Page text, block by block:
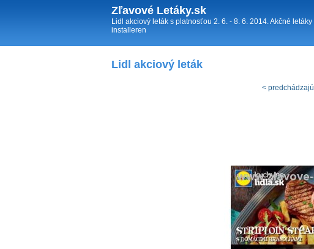
Zľavové Letáky.sk
Lidl akciový leták s platnosťou 2. 6. - 8. 6. 2014. Akčné
installeren
Lidl akciový leták
<